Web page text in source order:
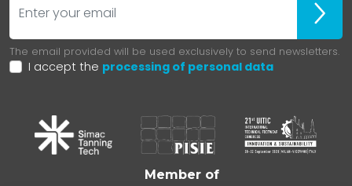
Iscriviti
The email provided will be used exclusively to send newsletters.
I accept the processing of personal data
Member of